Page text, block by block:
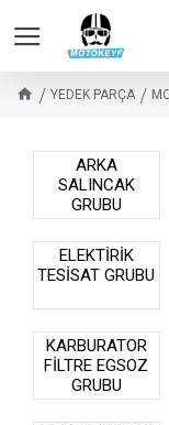
YEDEK PARÇA
ARKA
SALINCAK
GRUBU
ELEKTİRİK
TESİSAT GRUBU
KARBURATOR
FİLTRE EGSOZ
GRUBU